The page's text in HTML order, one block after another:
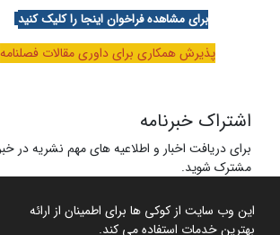
این وب سایت از کوکی ها برای اطمینان از ارائه
بهترین خدمات استفاده می کند.
برای مشاهده فراخوان اینجا را کلیک کنید
پذیرش همکاری برای داوری مقالات فصلنامه
اشتراک خبرنامه
برای دریافت اخبار و اطلاعیه های مهم نشریه در
مشترک شوید.